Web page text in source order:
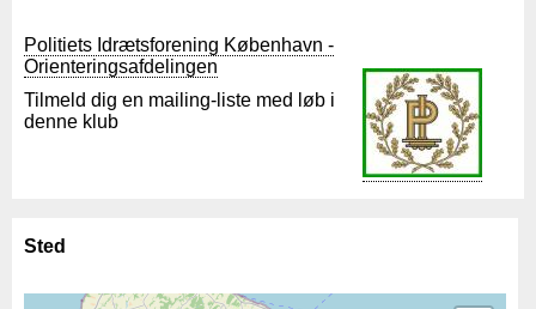
Politiets Idrætsforening København -
Orienteringsafdelingen
Tilmeld dig en mailing-liste med løb i
denne klub
Sted